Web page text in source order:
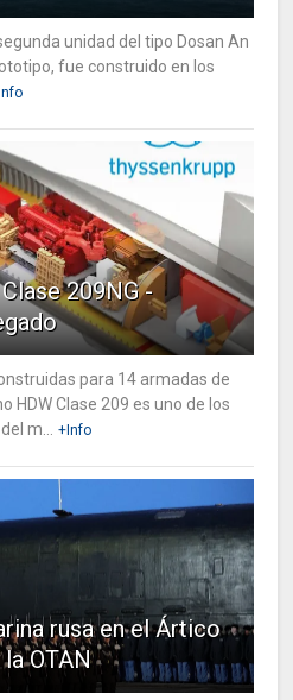
unidad del tipo Dosan An
fue construido en los
209NG -
para 14 armadas de
HDW Clase 209 es uno de los
m...
+Info
rusa en el Ártico
OTAN